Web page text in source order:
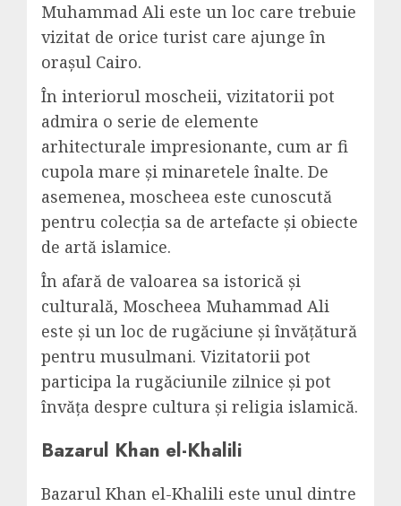
Muhammad Ali este un loc care trebuie
vizitat de orice turist care ajunge în
orașul Cairo.
În interiorul moscheii, vizitatorii pot
admira o serie de elemente
arhitecturale impresionante, cum ar fi
cupola mare și minaretele înalte. De
asemenea, moscheea este cunoscută
pentru colecția sa de artefacte și obiecte
de artă islamice.
În afară de valoarea sa istorică și
culturală, Moscheea Muhammad Ali
este și un loc de rugăciune și învățătură
pentru musulmani. Vizitatorii pot
participa la rugăciunile zilnice și pot
învăța despre cultura și religia islamică.
Bazarul Khan el-Khalili
Bazarul Khan el-Khalili este unul dintre